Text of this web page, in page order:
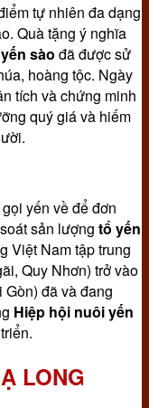
tự nhiên đa dạng
Quà tặng ý nghĩa
sào đã được sử
hoàng tộc. Ngày
tích và chứng minh
quý giá và hiếm
yến về để đơn
sản lượng tổ yến
Việt Nam tập trung
Quy Nhơn) trở vào
đã và đang
Hiệp hội nuôi yến
LONG